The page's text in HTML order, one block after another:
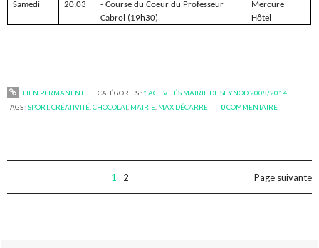
Samedi 20.03
- Course du Coeur du Professeur
Cabrol (19h30)
Mercure
Hôtel
LIEN PERMANENT CATÉGORIES : * ACTIVITÉS MAIRIE DE SEYNOD 2008/2014
TAGS :SPORT,CRÉATIVITÉ ,CHOCOLAT, MAIRIE MAX DÉCARRE 0COMMENTAIRE
1 2 Page suivante